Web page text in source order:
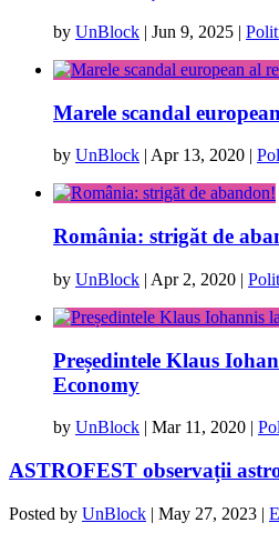
by UnBlock | Jun 9, 2025 |
Marele scandal
by UnBlock | Apr 13, 2020 |
România: strigăt de
by UnBlock | Apr 2, 2020 |
Președintele Klaus
Economy
by UnBlock | Mar 11, 2020 |
ASTROFEST observații
Posted by UnBlock | May 27, 2023 |